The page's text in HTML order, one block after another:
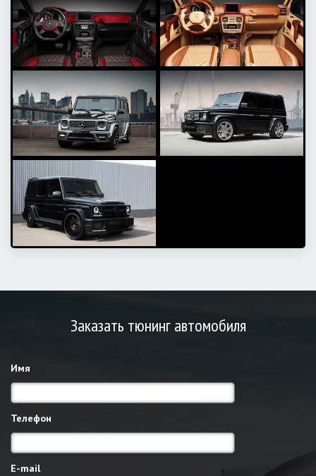
Заказать тюнинг автомобиля
Имя
Телефон
E-mail